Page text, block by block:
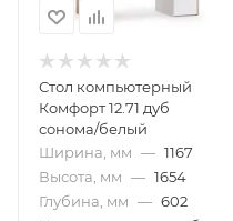
Стол компьютерный
Комфорт 12.71 дуб
сонома/белый
Ширина, мм — 1167
Высота, мм — 1654
Глубина, мм — 602